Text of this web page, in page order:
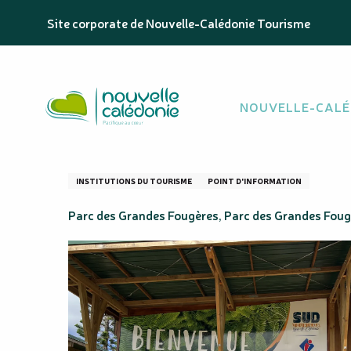
contenu
Site corporate de Nouvelle-Calédonie Tourisme
NOUVELLE-
Homepage Point d'information Touristique - Parc
Point
Grandes Fougères
INSTITUTIONS DU TOURISME POINT D'INFORMATION
Parc des Grandes Fougères, Parc des Grandes